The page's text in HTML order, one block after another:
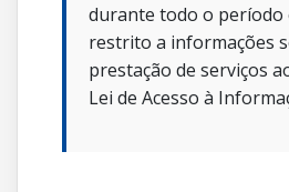
durante todo o período
restrito a informações
prestação de serviços
Lei de Acesso à